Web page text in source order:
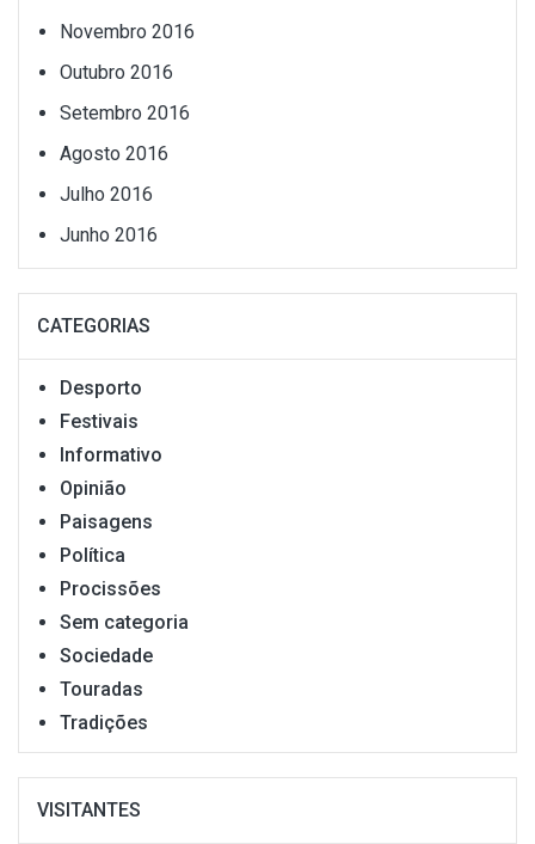
Novembro 2016
Outubro 2016
Setembro 2016
Agosto 2016
Julho 2016
Junho 2016
CATEGORIAS
Desporto
Festivais
Informativo
Opinião
Paisagens
Política
Procissões
Sem categoria
Sociedade
Touradas
Tradições
VISITANTES